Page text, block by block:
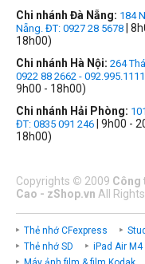
Chi nhánh Đà Nẵng: 184
Nẵng. ĐT: 0927 28 5678 |
18h00)
Chi nhánh Hà Nội: 264
0922 88 2662 - 092.995.1111
9h00 - 18h00)
Chi nhánh Hải Phòng:
ĐT: 0835 091 246 | 9h00 -
18h00)
Copyrights © 2009 Công
Cao - zShop.vn All
Thẻ nhớ CFexpress
Thẻ nhớ SD
iPad Air M4